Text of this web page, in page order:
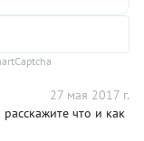
27 мая 2017 г.
что и как